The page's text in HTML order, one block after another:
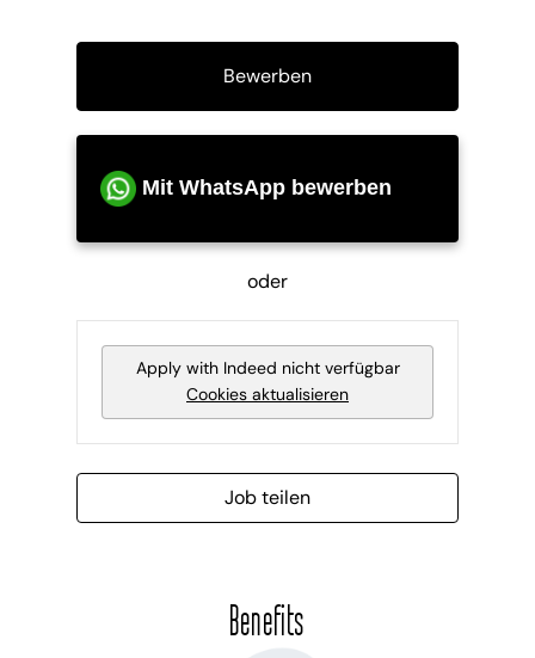
Bewerben
Mit WhatsApp bewerben
oder
Apply with Indeed nicht verfügbar
Cookies aktualisieren
Job teilen
Benefits